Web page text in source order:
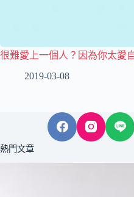
很難愛上一個人？因為你太愛
2019-03-08
熱門文章